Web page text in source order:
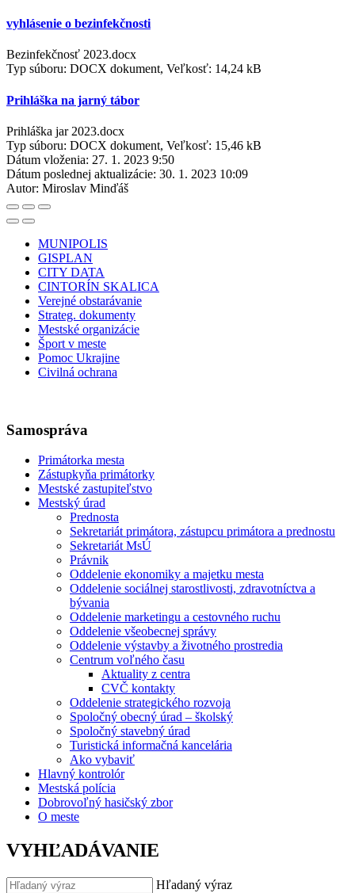
vyhlásenie o bezinfekčnosti
Bezinfekčnosť 2023.docx
Typ súboru: DOCX dokument, Veľkosť: 14,24 kB
Prihláška na jarný tábor
Prihláška jar 2023.docx
Typ súboru: DOCX dokument, Veľkosť: 15,46 kB
Dátum vloženia: 27. 1. 2023 9:50
Dátum poslednej aktualizácie: 30. 1. 2023 10:09
Autor: Miroslav Minďáš
MUNIPOLIS
GISPLAN
CITY DATA
CINTORÍN SKALICA
Verejné obstarávanie
Strateg. dokumenty
Mestské organizácie
Šport v meste
Pomoc Ukrajine
Civilná ochrana
Samospráva
Primátorka mesta
Zástupkyňa primátorky
Mestské zastupiteľstvo
Mestský úrad
Prednosta
Sekretariát primátora, zástupcu primátora a prednostu
Sekretariát MsÚ
Právnik
Oddelenie ekonomiky a majetku mesta
Oddelenie sociálnej starostlivosti, zdravotníctva a
bývania
Oddelenie marketingu a cestovného ruchu
Oddelenie všeobecnej správy
Oddelenie výstavby a životného prostredia
Centrum voľného času
Aktuality z centra
CVČ kontakty
Oddelenie strategického rozvoja
Spoločný obecný úrad – školský
Spoločný stavebný úrad
Turistická informačná kancelária
Ako vybaviť
Hlavný kontrolór
Mestská polícia
Dobrovoľný hasičský zbor
O meste
VYHĽADÁVANIE
Hľadaný výraz